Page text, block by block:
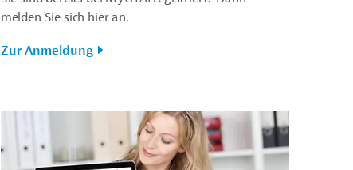
melden Sie sich hier an.
Zur Anmeldung